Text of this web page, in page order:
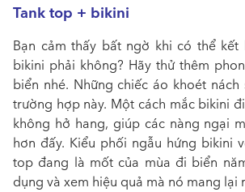
Tank top + bikini
Bạn cảm thấy bất ngờ khi có thể kết
bikini phải không? Hãy thử thêm
biển nhé. Những chiếc áo khoét
trường hợp này. Một cách mắc bikini
không hở hang, giúp các nàng ngại
hơn đấy. Kiểu phối ngẫu hứng bikini
top đang là mốt của mùa đi biển
dụng và xem hiệu quả mà nó mang lại